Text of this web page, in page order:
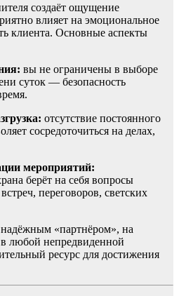
создаёт ощущение
влияет на эмоциональное
клиента. Основные аспекты
вы не ограничены в выборе
суток — безопасность
отсутствие постоянного
сосредоточиться на делах,
мероприятий:
берёт на себя вопросы
переговоров, светских
надёжным «партнёром», на
любой непредвиденной
ресурс для достижения